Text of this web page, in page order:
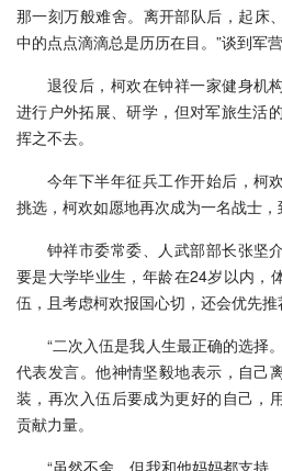
那一刻万般难舍。离开部队后，起
中的点点滴滴总是历历在目。”谈到军
退役后，柯欢在钟祥一家健身机
进行户外拓展、研学，但对军旅生活
挥之不去。
今年下半年征兵工作开始后，柯
挑选，柯欢如愿地再次成为一名战士，
钟祥市委常委、人武部部长张坚
要是大学毕业生，年龄在24岁以内，
伍，且考虑柯欢报国心切，还会优先推
“二次入伍是我人生最正确的选择
代表发言。他神情坚毅地表示，自己
装，再次入伍后要成为更好的自己，
贡献力量。